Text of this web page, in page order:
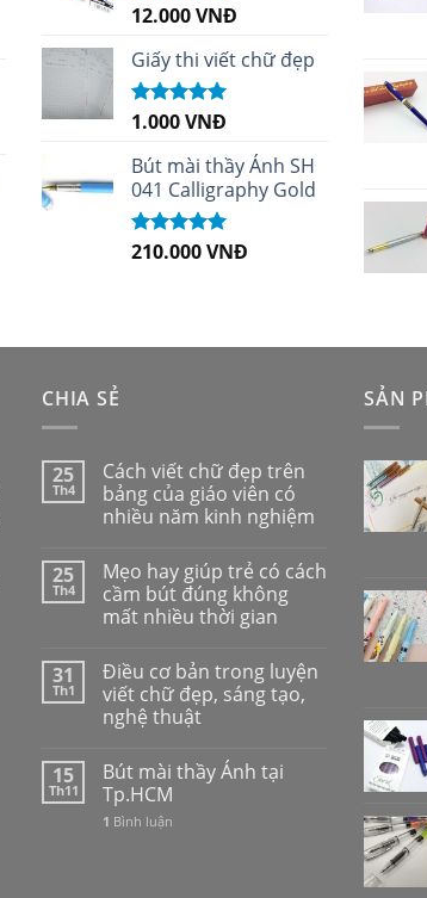
Được xếp
sao
12.000VNĐ
Giấy thi viết chữ đẹp
Được xếp
sao
1.000VNĐ
Bút mài thầy Ánh SH
041 Calligraphy Gold
Được xếp
210.000VNĐ
CHIA SẺ
25
Th4
Cách viết chữ đẹp trên
bảng của giáo viên có
nhiều năm kinh nghiệm
25
Th4
Mẹo hay giúp trẻ có cách
cầm bút đúng không
mất nhiều thời gian
31
Th1
Điều cơ bản trong luyện
viết chữ đẹp, sáng tạo,
nghệ thuật
15
Th11
Bút mài thầy Ánh tại
Tp.HCM
1 Bình luận
SẢN